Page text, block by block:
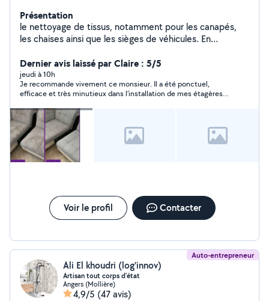
Présentation
le nettoyage de tissus, notamment pour les canapés,
les chaises ainsi que les sièges de véhicules. En
bricolage et de maintenance, telles que : - L'installation
et montage de meubles de cuisine La fixation
d'étagères, la pose de lustres ou de rideaux ; - Le
montage de meubles en kit ; - L'installation
d'équipements de sécurité (avertisseurs de fumée,
Dernier avis laissé par Claire : 5/5
jeudi à 10h
Je recommande vivement ce monsieur. Il a été ponctuel,
efficace et très minutieux dans l’installation de mes étagères. Il
les ajustements nécessaires pour un résultat impeccable.
C’est une personne sérieuse et agréable, à qui je ferai de
nouveau appel sans hésiter si j’ai d’autres besoins. Merci encore
pour ce travail de qualité !
Voir le profil Contacter
Auto-entrepreneur
Ali El khoudri (log'innov)
Artisan tout corps d'état
Angers (Mollière)
4,9/5 (47 avis)